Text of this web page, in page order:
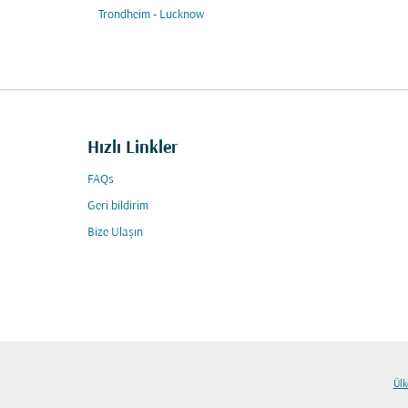
Trondheim - Lucknow
Hızlı Linkler
FAQs
Geri bildirim
Bize Ulaşın